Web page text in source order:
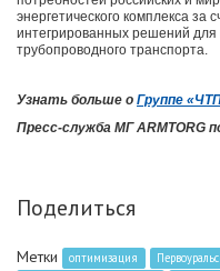
энергетического комплекса за
интегрированных решений для
трубопроводного транспорта.
Узнать больше о Группе
Пресс-служба МГ ARMTORG
Поделиться
Метки оптимизация